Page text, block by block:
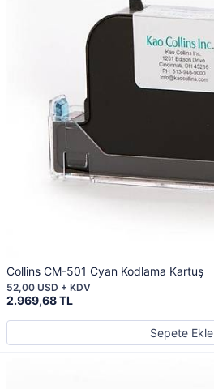
Collins CM-501 Cyan Kodlama Kartuş
2.969,68 TL
52,00 USD + KDV
Sepete Ekle